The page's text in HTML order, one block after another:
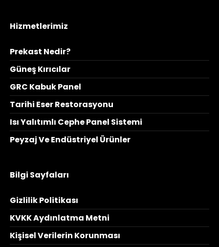
Hizmetlerimiz
Prekast Nedir?
Güneş Kırıcılar
GRC Kabuk Panel
Tarihi Eser Restorasyonu
Isı Yalıtımlı Cephe Panel Sistemi
Peyzaj Ve Endüstriyel Ürünler
Bilgi Sayfaları
Gizlilik Politikası
KVKK Aydınlatma Metni
Kişisel Verilerin Korunması